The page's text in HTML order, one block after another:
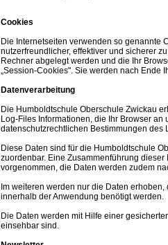
Cookies
Die Internetseiten verwenden so genannte
nutzerfreundlicher, effektiver und sicherer
Rechner abgelegt werden und die Ihr
„Session-Cookies". Sie werden nach Ende
Datenverarbeitung
Die Humboldtschule Oberschule Zwickau
Log-Files Informationen, die Ihr Browser
datenschutzrechtlichen Bestimmungen des
Diese Daten sind für die Humboldtschule
zuordenbar. Eine Zusammenführung
vorgenommen, die Daten werden zudem
Im weiteren werden nur die Daten
innerhalb der Anwendung benötigt werden.
Die Daten werden mit Hilfe einer
einsehbar sind.